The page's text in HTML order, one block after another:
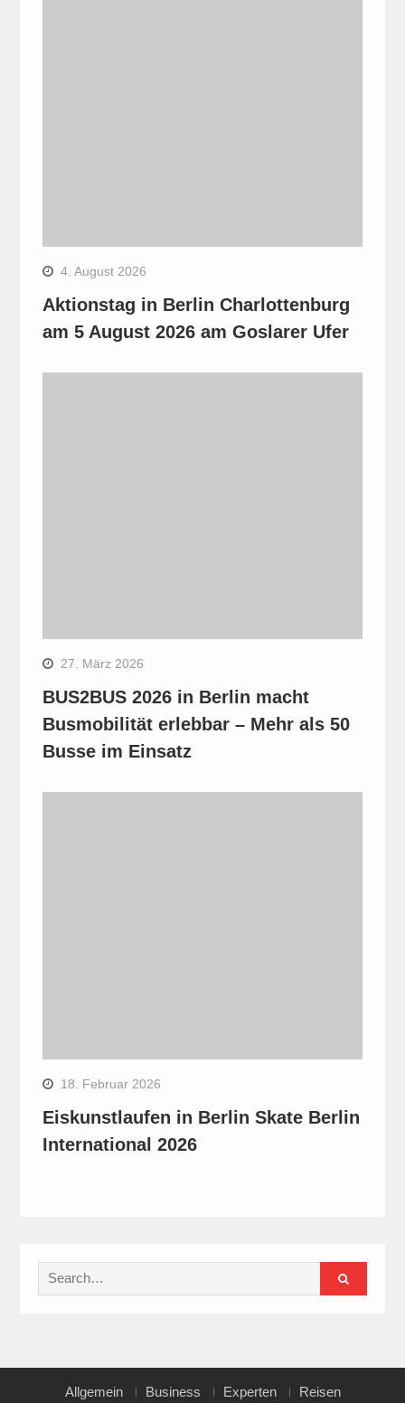
4. August 2026
Aktionstag in Berlin Charlottenburg
am 5 August 2026 am Goslarer Ufer
27. März 2026
BUS2BUS 2026 in Berlin macht
Busmobilität erlebbar – Mehr als 50
Busse im Einsatz
18. Februar 2026
Eiskunstlaufen in Berlin Skate Berlin
International 2026
Search
for:
Allgemein Business Experten Reisen